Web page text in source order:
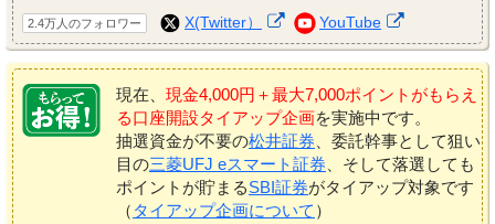
2.4万人のフォロワー X(Twitter） YouTube
現在、 現金4,000円＋最大7,000ポイントがもらえ
る口座開設タイアップ企画を実施中です。
抽選資金が不要の松井証券、委託幹事として狙い
目の三菱UFJ eスマート証券、そして落選しても
ポイントが貯まるSBI証券がタイアップ対象です
（ タイアップ企画について ）